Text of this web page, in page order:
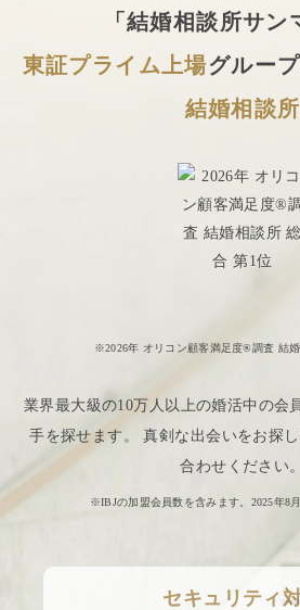
「結婚相談所サン
東証プライム上場グルー
結婚相談所
※2026年 オリコン顧客満足度®調査 結
業界最大級の10万人以上の婚活中の会
手を探せます。 真剣な出会いをお探
合わせください。
※IBJの加盟会員数を含みます。2025年8
セキュリティ